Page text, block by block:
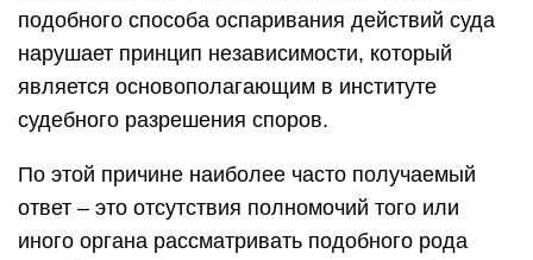
подобного способа оспаривания действий суда
нарушает принцип независимости, который
является основополагающим в институте
судебного разрешения споров.
По этой причине наиболее часто получаемый
ответ – это отсутствия полномочий того или
иного органа рассматривать подобного рода